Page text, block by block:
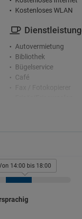
Kostenloses WLAN
Autovermietung
Bibliothek
Bügelservice
Café
Lesezimmer
Safe
Terrasse
14:00 bis 18:00